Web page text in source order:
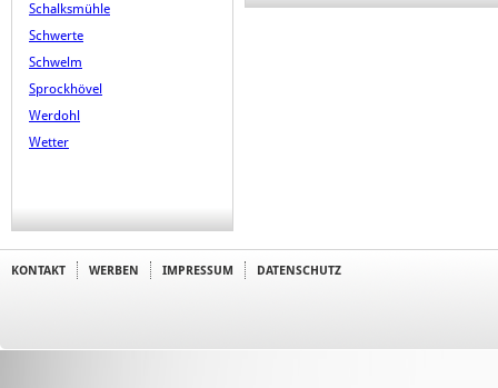
Schalksmühle
Schwerte
Schwelm
Sprockhövel
Werdohl
Wetter
KONTAKT WERBEN IMPRESSUM DATENSCHUTZ